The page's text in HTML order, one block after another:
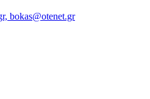
bokas@otenet.gr